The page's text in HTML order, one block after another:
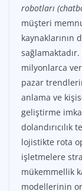
robotları
müşteri
kaynaklarının
milyonlarca
pazar
anlama ve
geliştirme
lojistikte rota
işletmelere
mükemmellik
modellerinin